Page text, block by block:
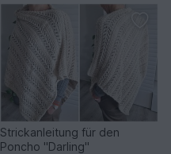
Strickanleitung für den
Poncho "Darling"